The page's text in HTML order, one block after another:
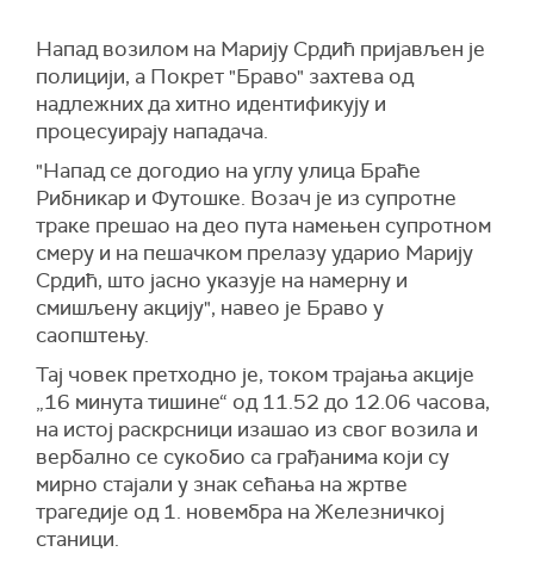
Напад возилом на Марију Срдић пријављен је
полицији, а Покрет "Браво" захтева од
надлежних да хитно идентификују и
процесуирају нападача.
"Напад се догодио на углу улица Браће
Рибникар и Футошке. Возач је из супротне
траке прешао на део пута намењен супротном
смеру и на пешачком прелазу ударио Марију
Срдић, што јасно указује на намерну и
смишљену акцију", навео је Браво у
саопштењу.
Тај човек претходно је, током трајања акције
„16 минута тишине“ од 11.52 до 12.06 часова,
на истој раскрсници изашао из свог возила и
вербално се сукобио са грађанима који су
мирно стајали у знак сећања на жртве
трагедије од 1. новембра на Железничкој
станици.